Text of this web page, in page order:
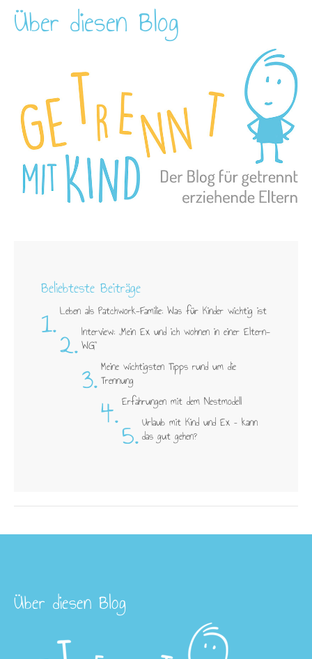
Über diesen Blog
Beliebteste Beiträge
1. Leben als Patchwork-Familie: Was für Kinder wichtig ist
2. Interview: „Mein Ex und ich wohnen in einer Eltern-
WG"
3. Meine wichtigsten Tipps rund um die
Trennung
4. Erfahrungen mit dem Nestmodell
5. Urlaub mit Kind und Ex – kann
das gut gehen?
Über diesen Blog